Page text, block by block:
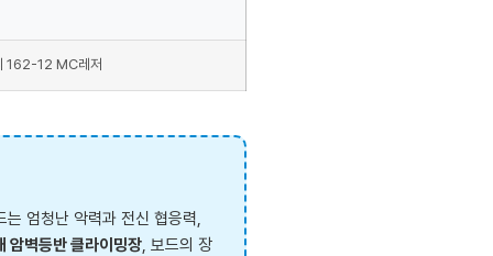
162-12 MC레저
엄청난 악력과 전신 협응력,
암벽등반 클라이밍장 , 보드의 장